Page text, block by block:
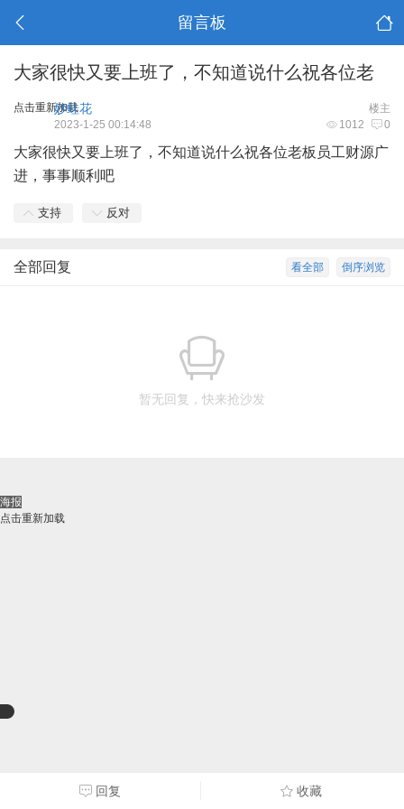
留言板
大家很快又要上班了，不知道说什么祝各位老
点击重新加载 楼主
妙蛙花
1012 0
2023-1-25 00:14:48
大家很快又要上班了，不知道说什么祝各位老板员工财源广
进，事事顺利吧
支持 反对
倒序浏览
看全部
全部回复
暂无回复，快来抢沙发
回复 收藏
海报
点击重新加载